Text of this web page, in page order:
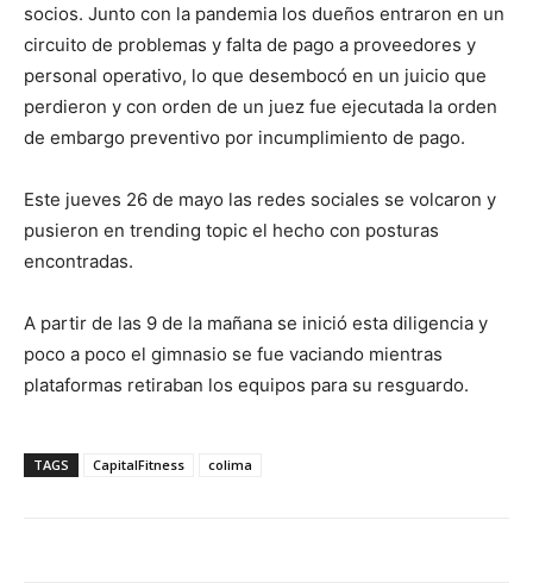
socios. Junto con la pandemia los dueños entraron en un
circuito de problemas y falta de pago a proveedores y
personal operativo, lo que desembocó en un juicio que
perdieron y con orden de un juez fue ejecutada la orden
de embargo preventivo por incumplimiento de pago.
Este jueves 26 de mayo las redes sociales se volcaron y
pusieron en trending topic el hecho con posturas
encontradas.
A partir de las 9 de la mañana se inició esta diligencia y
poco a poco el gimnasio se fue vaciando mientras
plataformas retiraban los equipos para su resguardo.
TAGS CapitalFitness colima